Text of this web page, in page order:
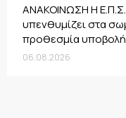
ΑΝΑΚΟΙΝΩΣΗ Η
υπενθυμίζει στα
προθεσμία
06.08.2026